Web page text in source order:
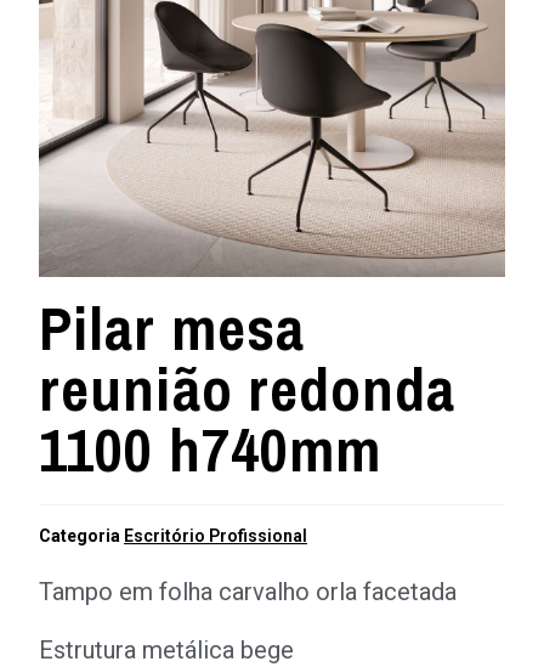
Pilar mesa
reunião redonda
1100 h740mm
Categoria Escritório Profissional
Tampo em folha carvalho orla facetada
Estrutura metálica bege